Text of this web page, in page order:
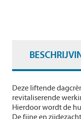
Deze liftende
revitaliserende
Hierdoor wordt de
De fijne en